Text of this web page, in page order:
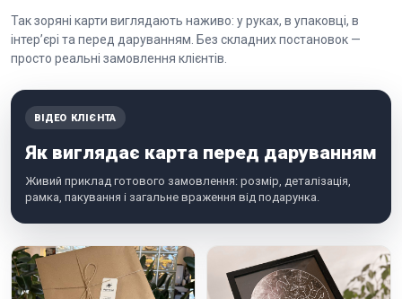
Так зоряні карти виглядають наживо: у руках, в упаковці, в
інтер’єрі та перед даруванням. Без складних постановок —
просто реальні замовлення клієнтів.
ВІДЕО КЛІЄНТА
Як виглядає карта перед даруванням
Живий приклад готового замовлення: розмір, деталізація,
рамка, пакування і загальне враження від подарунка.